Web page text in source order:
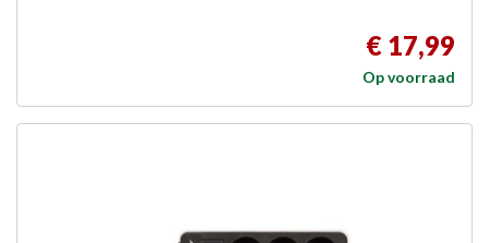
€ 17,99
Op voorraad